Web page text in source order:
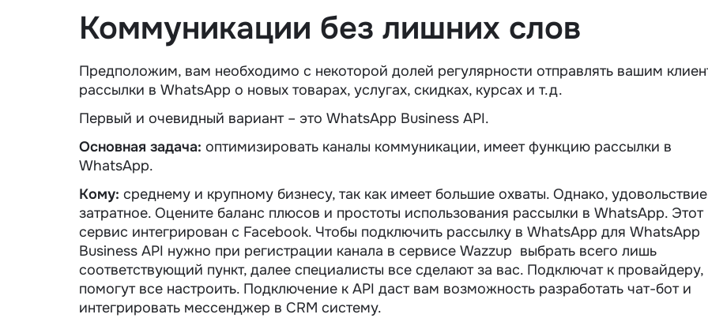
Коммуникации без лишних слов
Предположим, вам необходимо с некоторой долей регулярности отправлять вашим
рассылки в WhatsApp о новых товарах, услугах, скидках, курсах и т.д.
Первый и очевидный вариант – это WhatsApp Business API.
Основная задача: оптимизировать каналы коммуникации, имеет функцию рассылки в
WhatsApp.
Кому: среднему и крупному бизнесу, так как имеет большие охваты. Однако,
затратное. Оцените баланс плюсов и простоты использования рассылки в WhatsApp. Этот
сервис интегрирован с Facebook. Чтобы подключить рассылку в WhatsApp для WhatsApp
Business API нужно при регистрации канала в сервисе Wazzup выбрать всего лишь
соответствующий пункт, далее специалисты все сделают за вас. Подключат к провайдеру,
помогут все настроить. Подключение к API даст вам возможность разработать чат-бот и
интегрировать мессенджер в CRM систему.